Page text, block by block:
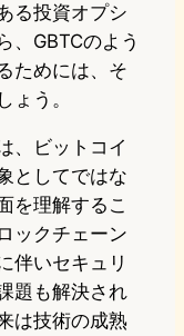
る投資オプシ
、GBTCのよう
ためには、そ
ょう。
、ビットコイ
としてではな
を理解するこ
ックチェーン
伴いセキュリ
題も解決され
は技術の成熟